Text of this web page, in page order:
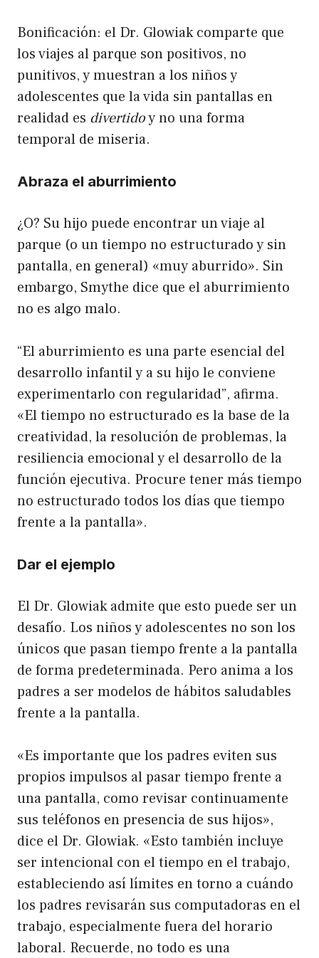
Bonificación: el Dr. Glowiak comparte que
los viajes al parque son positivos, no
punitivos, y muestran a los niños y
adolescentes que la vida sin pantallas en
realidad es divertidoy no una forma
temporal de miseria.
Abraza el aburrimiento
¿O? Su hijo puede encontrar un viaje al
parque (o un tiempo no estructurado y sin
pantalla, en general) «muy aburrido». Sin
embargo, Smythe dice que el aburrimiento
no es algo malo.
“El aburrimiento es una parte esencial del
desarrollo infantil y a su hijo le conviene
experimentarlo con regularidad”, afirma.
«El tiempo no estructurado es la base de la
creatividad, la resolución de problemas, la
resiliencia emocional y el desarrollo de la
función ejecutiva. Procure tener más tiempo
no estructurado todos los días que tiempo
frente a la pantalla».
Dar el ejemplo
El Dr. Glowiak admite que esto puede ser un
desafío. Los niños y adolescentes no son los
únicos que pasan tiempo frente a la pantalla
de forma predeterminada. Pero anima a los
padres a ser modelos de hábitos saludables
frente a la pantalla.
«Es importante que los padres eviten sus
propios impulsos al pasar tiempo frente a
una pantalla, como revisar continuamente
sus teléfonos en presencia de sus hijos»,
dice el Dr. Glowiak. «Esto también incluye
ser intencional con el tiempo en el trabajo,
estableciendo así límites en torno a cuándo
los padres revisarán sus computadoras en el
trabajo, especialmente fuera del horario
laboral. Recuerde, no todo es una